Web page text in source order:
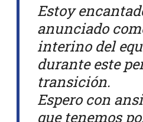
Estoy
anunciado
interino del
durante este
transición.
Espero con
que tenemos